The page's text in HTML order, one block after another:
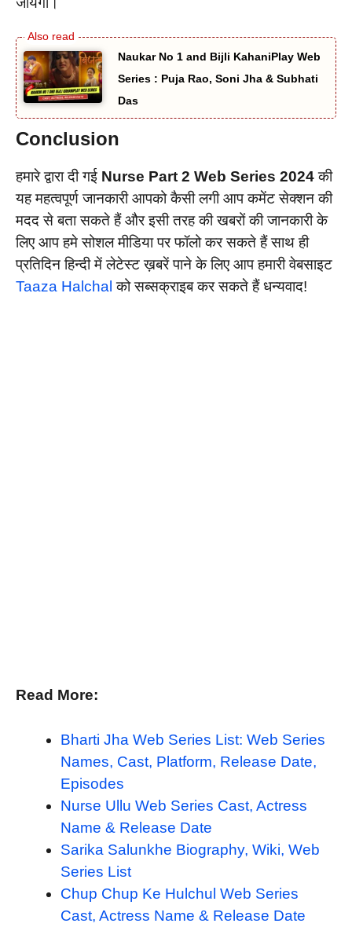
Naukar No 1 and Bijli KahaniPlay Web
Series : Puja Rao, Soni Jha & Subhati
Das
Conclusion
हमारे द्वारा दी गई Nurse Part 2 Web Series 2024की
यह महत्वपूर्ण जानकारी आपको कैसी लगी आप कमेंट सेक्शन की
मदद से बता सकते हैं और इसी तरह की खबरों की जानकारी के
लिए आप हमे सोशल मीडिया पर फॉलो कर सकते हैं साथ ही
प्रतिदिन हिन्दी में लेटेस्ट ख़बरें पाने के लिए आप हमारी वेबसाइट
Taaza Halchal को सब्सक्राइब कर सकते हैं धन्यवाद!
Read More:
Bharti Jha Web Series List: Web Series
Names, Cast, Platform, Release Date,
Episodes
Nurse Ullu Web Series Cast, Actress
Name & Release Date
Sarika Salunkhe Biography, Wiki, Web
Series List
Chup Chup Ke Hulchul Web Series
Cast, Actress Name & Release Date